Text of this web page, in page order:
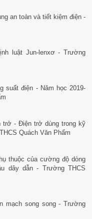
an toàn và tiết kiệm điện -
luật Jun-lenxơ - Trường
suất điện - Năm học 2019-
trở - Điện trở dùng trong kỹ
Quách Văn Phẩm
thuộc của cường độ dòng
dây dẫn - Trường THCS
mạch song song - Trường